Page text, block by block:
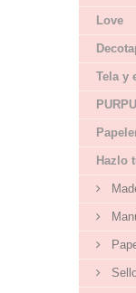
Love
Tela y
Hazlo